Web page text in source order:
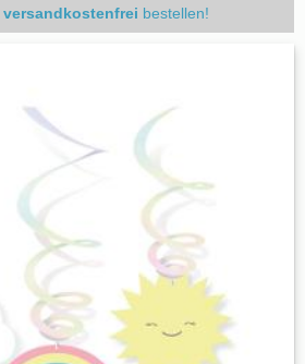
versandkostenfrei bestellen!